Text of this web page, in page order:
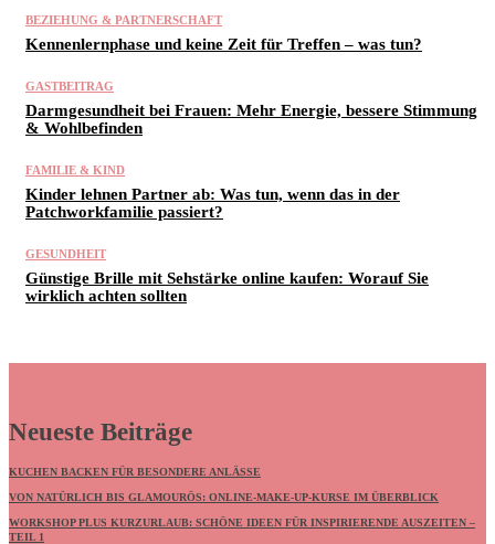
BEZIEHUNG & PARTNERSCHAFT
Kennenlernphase und keine Zeit für Treffen – was tun?
GASTBEITRAG
Darmgesundheit bei Frauen: Mehr Energie, bessere Stimmung
& Wohlbefinden
FAMILIE & KIND
Kinder lehnen Partner ab: Was tun, wenn das in der
Patchworkfamilie passiert?
GESUNDHEIT
Günstige Brille mit Sehstärke online kaufen: Worauf Sie
wirklich achten sollten
Neueste Beiträge
KUCHEN BACKEN FÜR BESONDERE ANLÄSSE
VON NATÜRLICH BIS GLAMOURÖS: ONLINE-MAKE-UP-KURSE IM ÜBERBLICK
WORKSHOP PLUS KURZURLAUB: SCHÖNE IDEEN FÜR INSPIRIERENDE AUSZEITEN –
TEIL 1